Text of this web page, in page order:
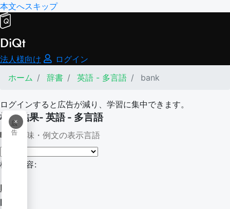
本文へスキップ
DiQt
法人様向け
ログイン
ホーム
辞書 英語 - 多言語 bank
ログインすると広告が減り、学習に集中できます。
×
広
告
検索結果- 英語 - 多言語
意味・例文の表示言語
検索内容:
bank
bank